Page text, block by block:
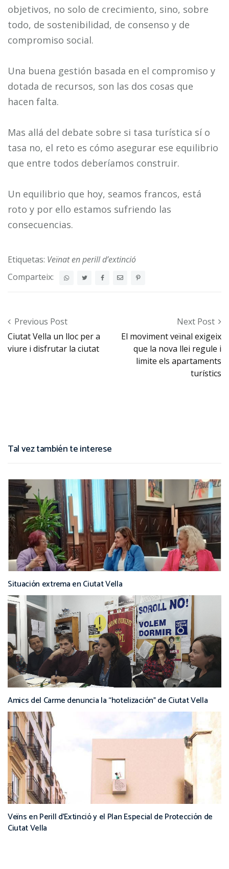
objetivos, no solo de crecimiento, sino, sobre
todo, de sostenibilidad, de consenso y de
compromiso social.
Una buena gestión basada en el compromiso y
dotada de recursos, son las dos cosas que
hacen falta.
Mas allá del debate sobre si tasa turística sí o
tasa no, el reto es cómo asegurar ese equilibrio
que entre todos deberíamos construir.
Un equilibrio que hoy, seamos francos, está
roto y por ello estamos sufriendo las
consecuencias.
Etiquetas: Veïnat en perill d’extinció
Comparteix:
Post navigation
Previous Post
Ciutat Vella un lloc per a
viure i disfrutar la ciutat
Next Post
El moviment veïnal exigeix
que la nova llei regule i
limite els apartaments
turístics
Tal vez también te interese
Situación extrema en Ciutat Vella
Amics del Carme denuncia la “hotelización” de Ciutat Vella
Veïns en Perill d’Extinció y el Plan Especial de Protección de
Ciutat Vella